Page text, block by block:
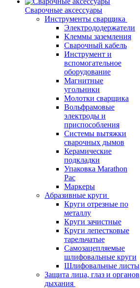
Сварочные аксессуары
Инструменты сварщика
Электрододержатели
Клеммы заземления
Сварочный кабель
Инструмент и
вспомогательное
оборудование
Магнитные
угольники
Молотки сварщика
Вольфрамовые
электроды и
приспособления
Системы вытяжки
сварочных дымов
Керамические
подкладки
Упаковка Marathon
Pac
Маркеры
Абразивные круги
Круги отрезные по
металлу
Круги зачистные
Круги лепестковые
тарельчатые
Самозацепляемые
шлифовальные круги
Шлифовальные листы
Защита лица, глаз и органов
дыхания